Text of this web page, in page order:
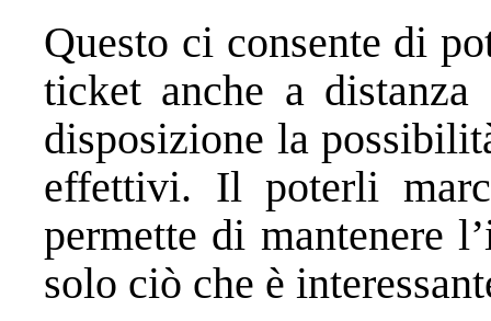
Questo ci consente di
ticket anche a
disposizione la
effettivi. Il poterli
permette di mantenere
solo ciò che è